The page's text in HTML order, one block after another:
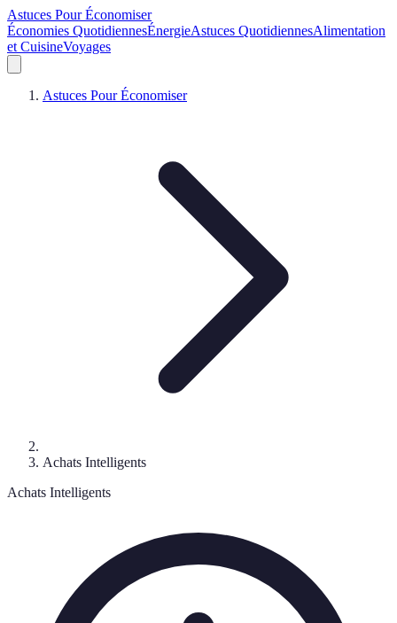
Astuces Pour Économiser
Économies QuotidiennesÉnergieAstuces QuotidiennesAlimentation
et CuisineVoyages
Astuces Pour Économiser
Achats Intelligents
Achats Intelligents